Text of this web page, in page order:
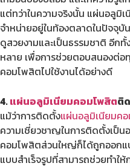
แต่ทว่าในความจริงนั้น แผ่นอลูมิ
จำหน่ายอยู่ในท้องตลาดในปัจจุ
ดูสวยงามและเป็นธรรมชาติ อีก
หลาย เพื่อการช่วยตอบสนองต่อ
คอมโพสิตไปใช้งานได้อย่างดี
4.แผ่นอลูมิเนียมคอมโพสิตติ
แม้ว่าการติดตั้งแผ่นอลูมิเนียมค
ความเชี่ยวชาญในการติดตั้งเป็
คอมโพสิตส่วนใหญ่ก็ได้ถูกออก
แบบสำเร็จรูปที่สามารถช่วยทำใ